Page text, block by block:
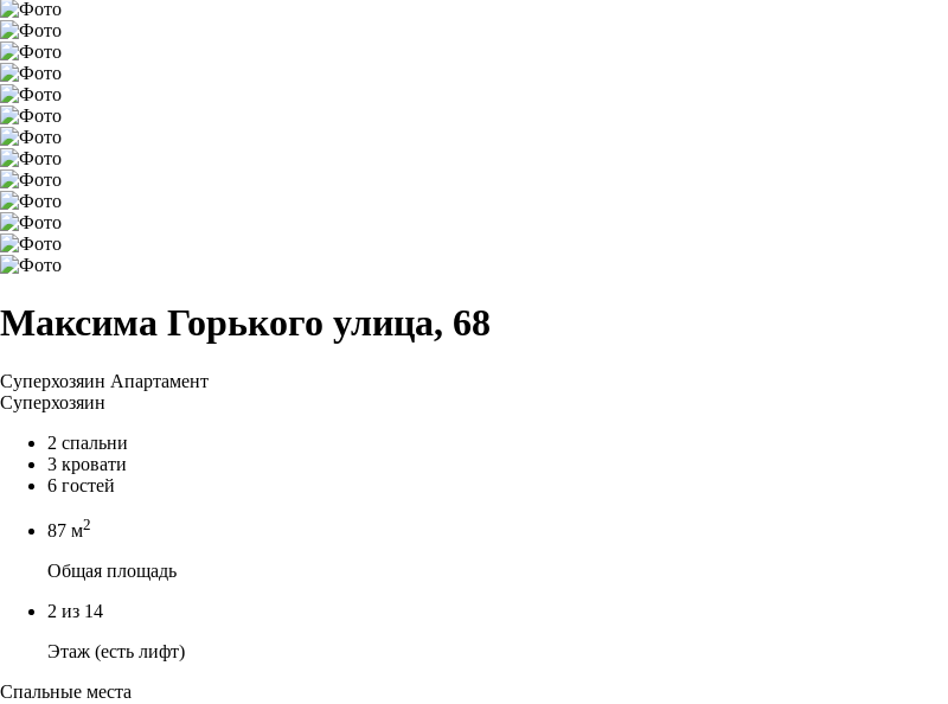
Максима Горького улица, 68
Суперхозяин Апартамент
Суперхозяин
2 спальни
3 кровати
6 гостей
87 м2
Общая площадь
2 из 14
Этаж (есть лифт)
Спальные места